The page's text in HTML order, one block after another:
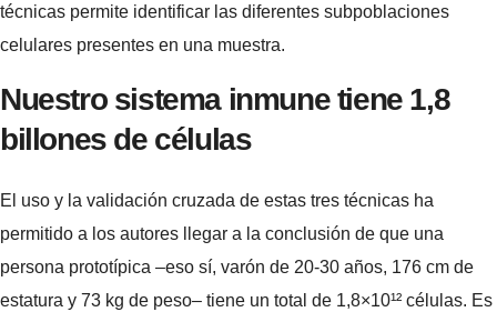
técnicas permite identificar las diferentes subpoblaciones
celulares presentes en una muestra.
Nuestro sistema inmune tiene 1,8
billones de células
El uso y la validación cruzada de estas tres técnicas ha
permitido a los autores llegar a la conclusión de que una
persona prototípica –eso sí, varón de 20-30 años, 176 cm de
estatura y 73 kg de peso– tiene un total de 1,8×10¹² células. Es